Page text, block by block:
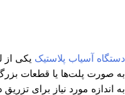
دستگاه آسیاب پلاستیک یکی از
به صورت پلت‌ها یا قطعات بزرگ
به اندازه‌ مورد نیاز برای